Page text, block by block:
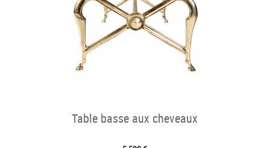
Table basse aux cheveaux